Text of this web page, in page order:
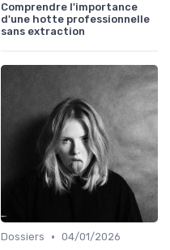
Comprendre l'importance
d'une hotte professionnelle
sans extraction
Dossiers • 04/01/2026